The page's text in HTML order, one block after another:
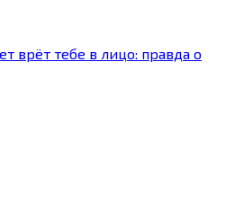
врёт тебе в лицо: правда о